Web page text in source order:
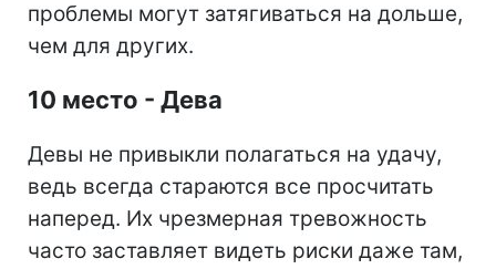
проблемы могут затягиваться на дольше,
чем для других.
10 место - Дева
Девы не привыкли полагаться на удачу,
ведь всегда стараются все просчитать
наперед. Их чрезмерная тревожность
часто заставляет видеть риски даже там,